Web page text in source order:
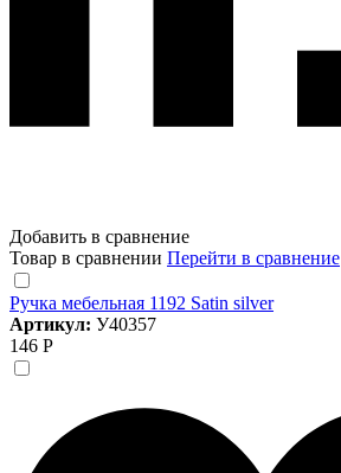
Добавить в сравнение
Товар в сравнении Перейти в сравнение
Ручка мебельная 1192 Satin silver
Артикул: У40357
146 Р